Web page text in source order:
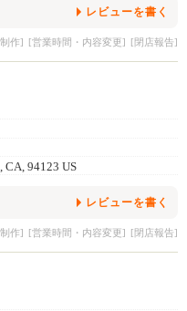
レビューを書く
作] [営業時間・内容変更] [閉店報告]
, CA, 94123 US
レビューを書く
作] [営業時間・内容変更] [閉店報告]